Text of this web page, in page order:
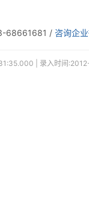
68661681 / 咨询企
| 录入时间